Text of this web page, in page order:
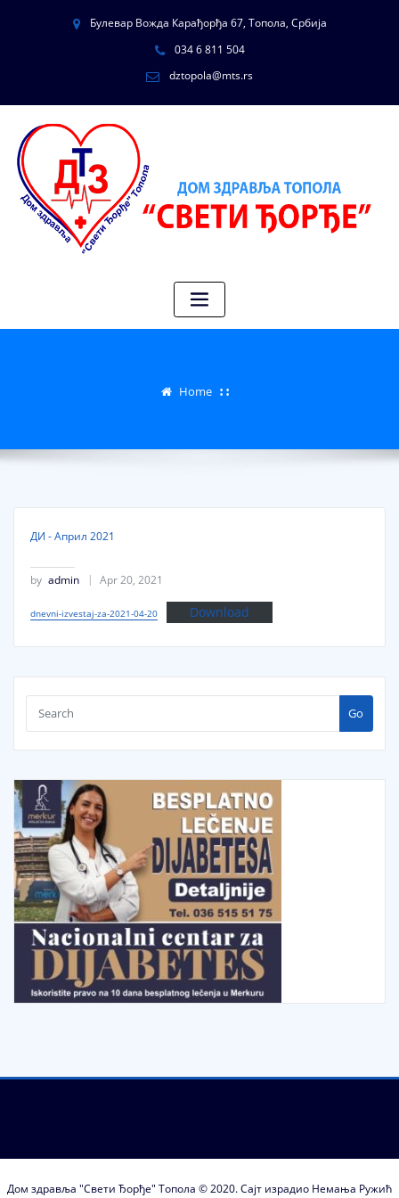
Булевар Вожда Карађорђа 67, Топола, Србија
034 6 811 504
dztopola@mts.rs
Home
ДИ - Април 2021
by admin Apr 20, 2021
dnevni-izvestaj-za-2021-04-20 Download
Go
Дом здравља "Свети Ђорђе" Топола © 2020. Сајт израдио Немања Ружић